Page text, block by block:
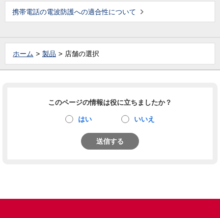
携帯電話の電波防護への適合性について
ホーム 製品 店舗の選択
このページの情報は役に立ちましたか？
はい いいえ
送信する